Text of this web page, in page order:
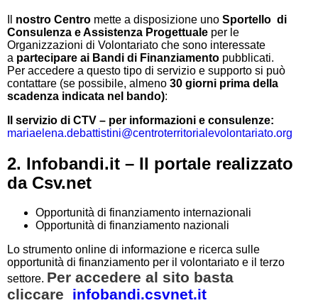
nostro Centro mette a disposizione uno Sportello di
Consulenza e Assistenza Progettuale per le
Organizzazioni di Volontariato che sono interessate
a partecipare ai Bandi di Finanziamento pubblicati.
Per accedere a questo tipo di servizio e supporto si può
contattare (se possibile, almeno 30 giorni prima della
scadenza indicata nel bando):
Il servizio di CTV – per informazioni e consulenze:
mariaelena.debattistini@centroterritorialevolontariato.org
2. Infobandi.it – Il portale realizzato
da Csv.net
Opportunità di finanziamento internazionali
Opportunità di finanziamento nazionali
Lo strumento online di informazione e ricerca sulle
opportunità di finanziamento per il volontariato e il terzo
settore. Per accedere al sito basta
cliccare infobandi.csvnet.it